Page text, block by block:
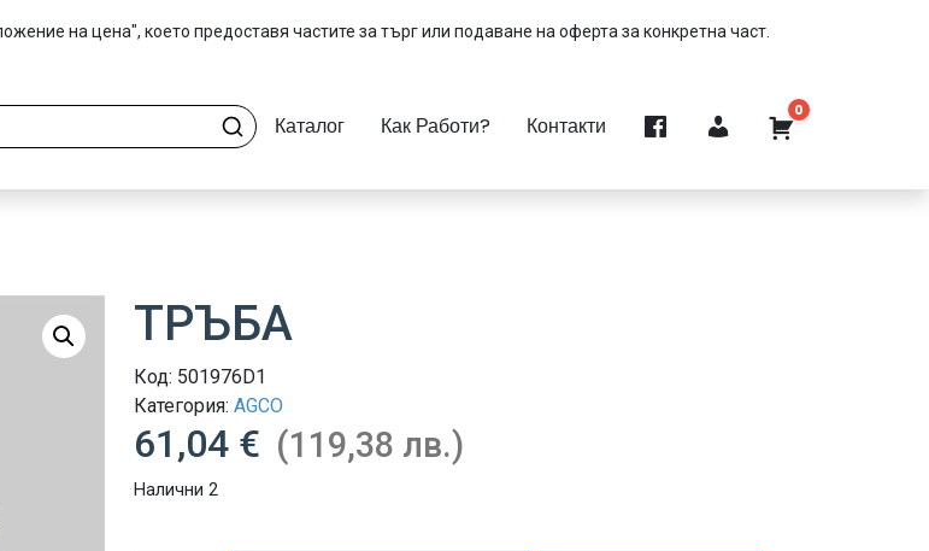
на цена", което предоставя частите за търг или подаване на оферта за конкретна част.
Каталог Как Работи? Контакти
0
ТРЪБА
Код: 501976D1
Категория: AGCO
61,04 € (119,38 лв.)
Налични 2